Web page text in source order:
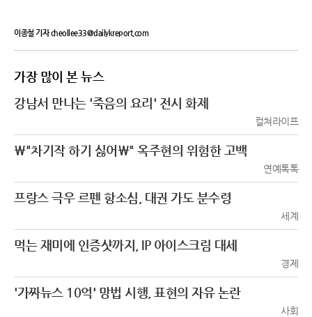
이종철 기자 cheollee33@dailykreport.com
가장 많이 본 뉴스
강남서 만나는 '죽음의 요리' 전시 화제
컬쳐라이프
\"차기작 하기 싫어\" 옥주현의 위험한 고백
연예톡톡
프랑스 극우 르펜 항소심, 대권 가도 분수령
세계
먹는 재미에 인증샷까지, IP 아이스크림 대세
경제
'가짜뉴스 10억' 망법 시행, 표현의 자유 논란
사회